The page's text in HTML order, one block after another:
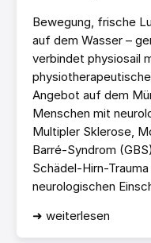
Bewegung, frische
auf dem Wasser –
verbindet physiosail
Angebot auf dem
Menschen mit
Multipler Sklerose,
Barré-Syndrom
Schädel-Hirn-
neurologischen
➜ weiterlesen